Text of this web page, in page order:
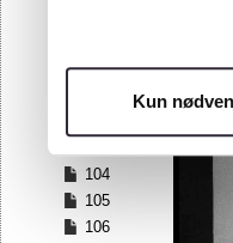
Kun
100
104
105
106